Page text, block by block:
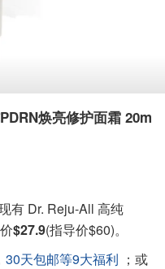
焕亮修护面霜 20m
有 Dr. Reju-All 高纯
$27.9(指导价$60)。
30天包邮等9大福利 ；或